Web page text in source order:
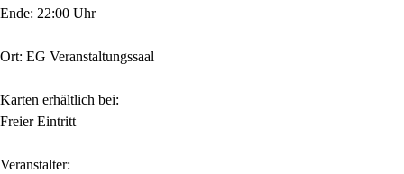
Ende: 22:00 Uhr
Ort: EG Veranstaltungssaal
Karten erhältlich bei:
Freier Eintritt
Veranstalter: